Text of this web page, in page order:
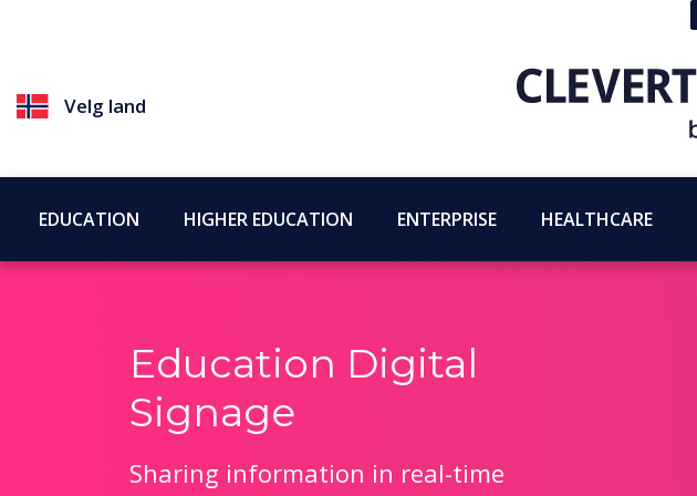
Velg land
EDUCATION HIGHER EDUCATION ENTERPRISE HEALTHCARE
Education Digital
Signage
Sharing information in real-time